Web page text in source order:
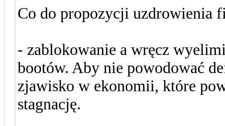
Co do propozycji uzdrowienia
- zablokowanie a wręcz
bootów. Aby nie powodować
zjawisko w ekonomii, które
stagnację.